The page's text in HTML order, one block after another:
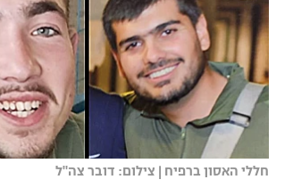
חללי האסון ברפיח | צילום: דובר צה"ל